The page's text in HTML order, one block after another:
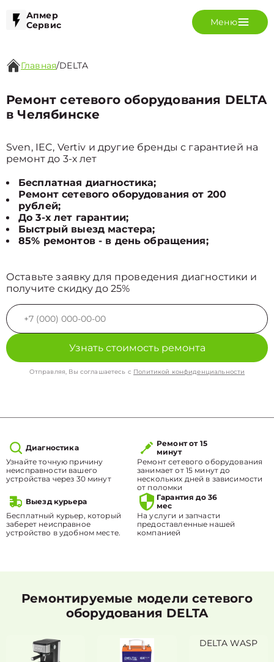
Апмер
Сервис
Меню
Главная/DELTA
Ремонт сетевого оборудования DELTA
в Челябинске
Sven, IEC, Vertiv и другие бренды с гарантией на
ремонт до 3-х лет
Бесплатная диагностика;
Ремонт сетевого оборудования от 200
рублей;
До 3-х лет гарантии;
Быстрый выезд мастера;
85% ремонтов - в день обращения;
Оставьте заявку для проведения диагностики и
получите скидку до 25%
Узнать стоимость ремонта
Отправляя, Вы соглашаетесь с Политикой конфиденциальности
Диагностика
Узнайте точную причину
неисправности вашего
устройства через 30 минут
Ремонт от 15
минут
Ремонт сетевого оборудования
занимает от 15 минут до
нескольких дней в зависимости
от поломки
Выезд курьера
Бесплатный курьер, который
заберет неисправное
устройство в удобном месте.
Гарантия до 36
мес
На услуги и запчасти
предоставленные нашей
компанией
Ремонтируемые модели сетевого
оборудования DELTA
DELTA WASP